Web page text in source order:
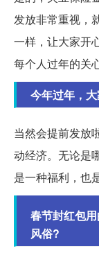
发放非常重视，
一样，让大家开
每个人过年的关
今年过年，
当然会提前发放
动经济。无论是
是一种福利，也
春节封红包
风俗?